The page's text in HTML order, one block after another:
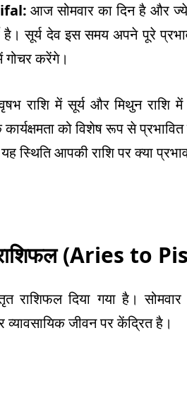
आज सोमवार का दिन है और
सूर्य देव इस समय अपने पूरे
गोचर करेंगे।
राशि में सूर्य और मिथुन राशि
को विशेष रूप से
स्थिति आपकी राशि पर क्या
(Aries to
राशिफल दिया गया है।
व्यावसायिक जीवन पर केंद्रित है।